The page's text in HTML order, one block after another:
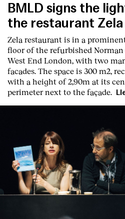
BMLD signs the
the restaurant
Zela restaurant is in a
floor of the refurbished Norman
West End London, with two
facades. The space is 300 m2,
with a height of 2,90m at its
perimeter next to the façade.